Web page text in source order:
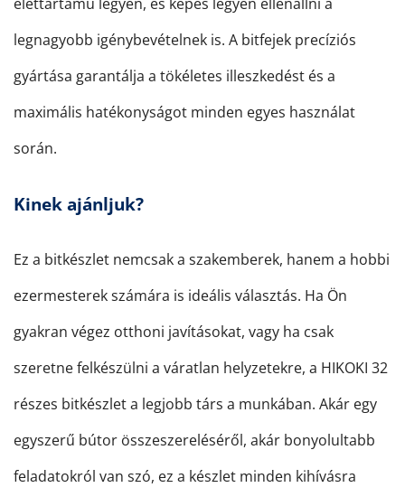
legnagyobb igénybevételnek is. A bitfejek precíziós
gyártása garantálja a tökéletes illeszkedést és a
maximális hatékonyságot minden egyes használat
során.
Kinek ajánljuk?
Ez a bitkészlet nemcsak a szakemberek, hanem a hobbi
ezermesterek számára is ideális választás. Ha Ön
gyakran végez otthoni javításokat, vagy ha csak
szeretne felkészülni a váratlan helyzetekre, a HIKOKI 32
részes bitkészlet a legjobb társ a munkában. Akár egy
egyszerű bútor összeszereléséről, akár bonyolultabb
feladatokról van szó, ez a készlet minden kihívásra